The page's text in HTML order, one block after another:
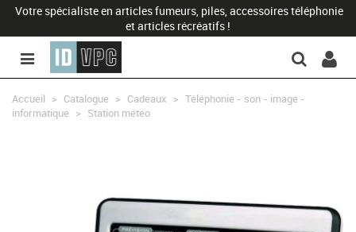
Votre spécialiste en articles fumeurs, piles, accessoires téléphonie
et articles récréatifs !
Accueil > Catalogue > Cadeaux > Téléphonie - son - image -
informatique > Station météo